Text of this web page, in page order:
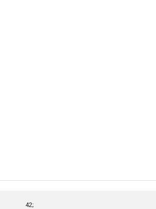
42;